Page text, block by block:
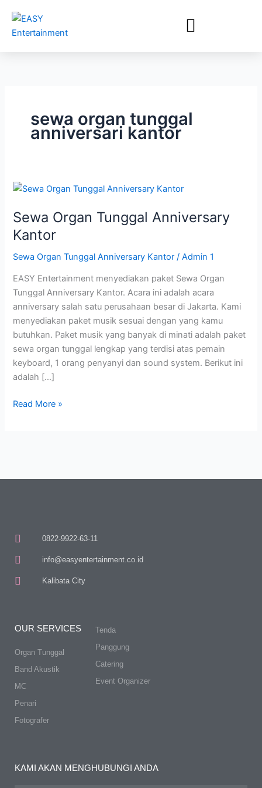
konten
sewa organ tunggal
anniversari kantor
Sewa Organ Tunggal Anniversary
Kantor
Sewa Organ Tunggal Anniversary Kantor /Admin 1
EASY Entertainment menyediakan paket Sewa Organ
Tunggal Anniversary Kantor. Acara ini adalah acara
anniversary salah satu perusahaan besar di Jakarta. Kami
menyediakan paket musik sesuai dengan yang kamu
butuhkan. Paket musik yang banyak di minati adalah paket
sewa organ tunggal lengkap yang terdisi atas pemain
keyboard, 1 orang penyanyi dan sound system. Berikut ini
adalah […]
Sewa
Tunggal
Anniversary
Kantor
Read More »
0822-9922-63-11
info@easyentertainment.co.id
Kalibata City
OUR SERVICES
Organ Tunggal
Band Akustik
MC
Penari
Fotografer
Tenda
Panggung
Catering
Event Organizer
KAMI AKAN MENGHUBUNGI ANDA